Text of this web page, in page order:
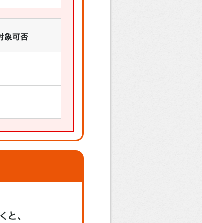
象可否